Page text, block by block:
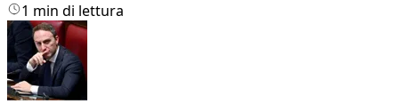
1 min di lettura